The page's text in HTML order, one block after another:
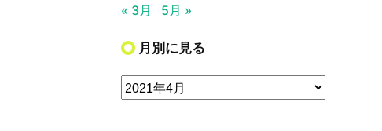
« 3月
5月 »
月別に見る